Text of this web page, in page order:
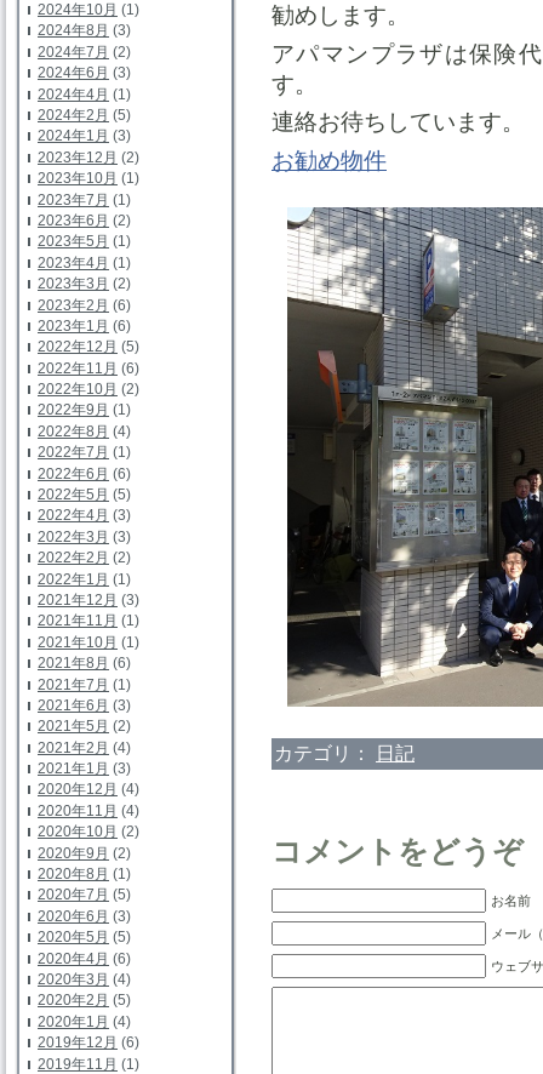
2024年10月 (1)
2024年8月 (3)
2024年7月 (2)
2024年6月 (3)
2024年4月 (1)
2024年2月 (5)
2024年1月 (3)
2023年12月 (2)
2023年10月 (1)
2023年7月 (1)
2023年6月 (2)
2023年5月 (1)
2023年4月 (1)
2023年3月 (2)
2023年2月 (6)
2023年1月 (6)
2022年12月 (5)
2022年11月 (6)
2022年10月 (2)
2022年9月 (1)
2022年8月 (4)
2022年7月 (1)
2022年6月 (6)
2022年5月 (5)
2022年4月 (3)
2022年3月 (3)
2022年2月 (2)
2022年1月 (1)
2021年12月 (3)
2021年11月 (1)
2021年10月 (1)
2021年8月 (6)
2021年7月 (1)
2021年6月 (3)
2021年5月 (2)
2021年2月 (4)
2021年1月 (3)
2020年12月 (4)
2020年11月 (4)
2020年10月 (2)
2020年9月 (2)
2020年8月 (1)
2020年7月 (5)
2020年6月 (3)
2020年5月 (5)
2020年4月 (6)
2020年3月 (4)
2020年2月 (5)
2020年1月 (4)
2019年12月 (6)
2019年11月 (1)
勧めします。
アパマンプラザは保険
す。
連絡お待ちしています。
お勧め物件
カテゴリ： 日記
コメントをどうぞ
お名前
メール
ウェブ